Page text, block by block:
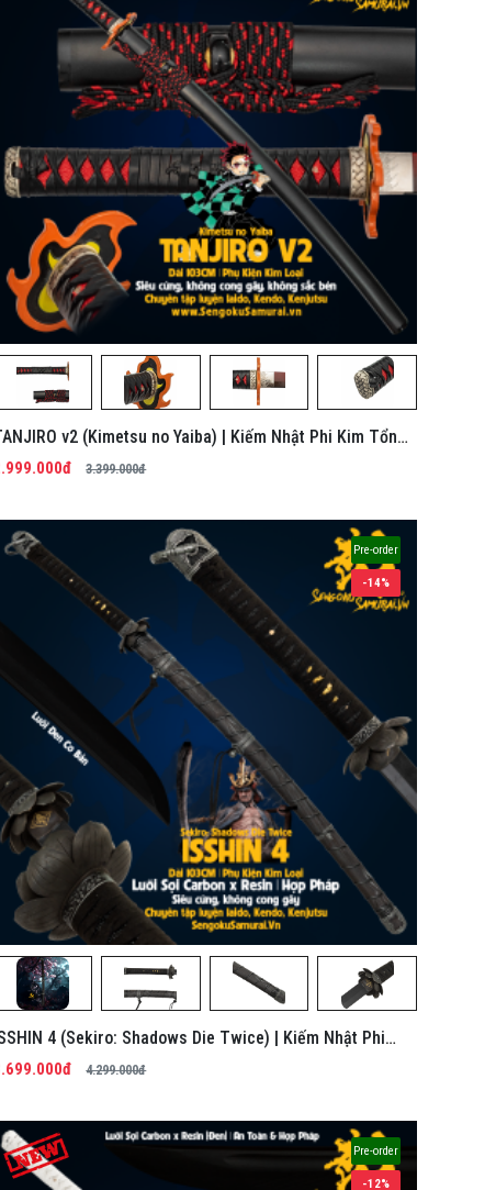
v2 (Kimetsu no Yaiba) | Kiếm Nhật Phi Kim Tổng
3.399.000đ
Pre-order
4 (Sekiro: Shadows Die Twice) | Kiếm Nhật Phi
Tổng Hợp
4.299.000đ
-14%
Pre-order
-12%